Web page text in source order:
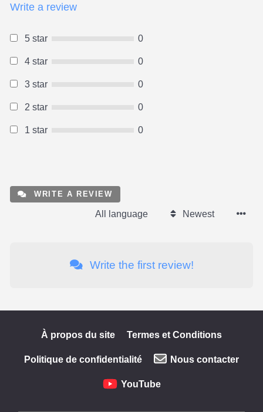
Write a review
5 star 0
4 star 0
3 star 0
2 star 0
1 star 0
WRITE A REVIEW
All language Newest
Write the first review!
À propos du site Termes et Conditions
Politique de confidentialité Nous contacter
YouTube